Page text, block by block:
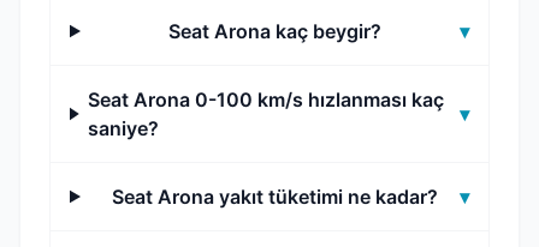
Seat Arona kaç beygir? ▾
Seat Arona 0-100 km/s hızlanması kaç
saniye?
▾
Seat Arona yakıt tüketimi ne kadar? ▾